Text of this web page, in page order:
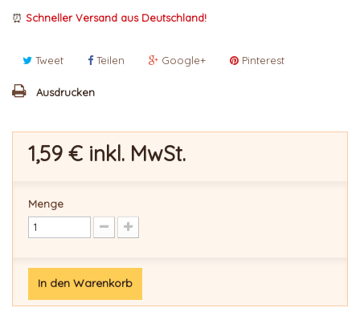
⏰ Schneller Versand aus Deutschland!
Tweet Teilen Google+ Pinterest
Ausdrucken
1,59 € inkl. MwSt.
Menge
In den Warenkorb